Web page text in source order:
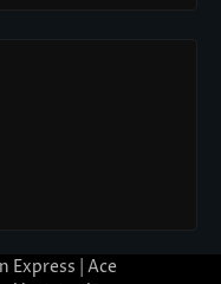
Express | Ace